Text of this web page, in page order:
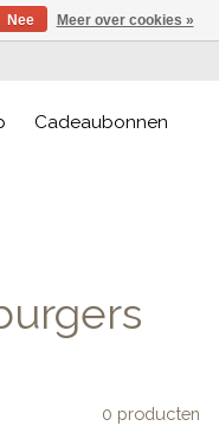
Cadeaubonnen
0 producten
Nee Meer over cookies »